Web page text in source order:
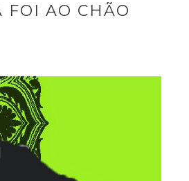
FOI AO CHÃO